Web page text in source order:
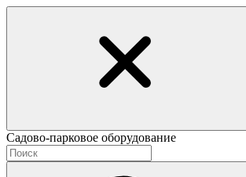
Садово-парковое оборудование